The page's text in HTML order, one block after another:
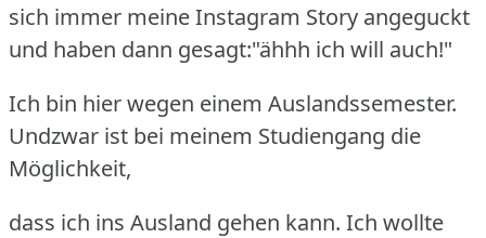
sich immer meine Instagram Story angeguckt
und haben dann gesagt:"ähhh ich will auch!"
Ich bin hier wegen einem Auslandssemester.
Undzwar ist bei meinem Studiengang die
Möglichkeit,
dass ich ins Ausland gehen kann. Ich wollte